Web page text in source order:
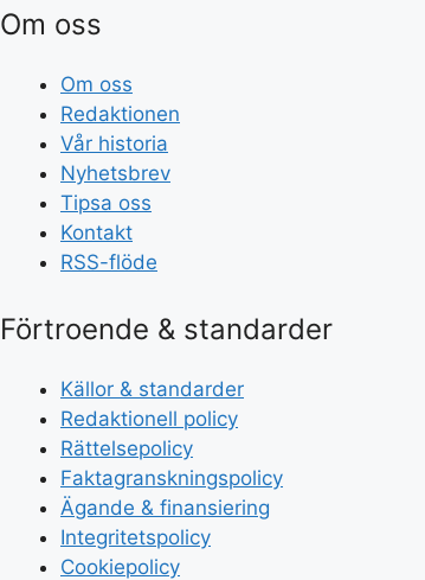
Om oss
Om oss
Redaktionen
Vår historia
Nyhetsbrev
Tipsa oss
Kontakt
RSS-flöde
Förtroende & standarder
Källor & standarder
Redaktionell policy
Rättelsepolicy
Faktagranskningspolicy
Ägande & finansiering
Integritetspolicy
Cookiepolicy